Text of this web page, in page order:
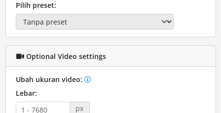
Pilih preset:
Optional Video settings
Ubah ukuran video:
Lebar:
px